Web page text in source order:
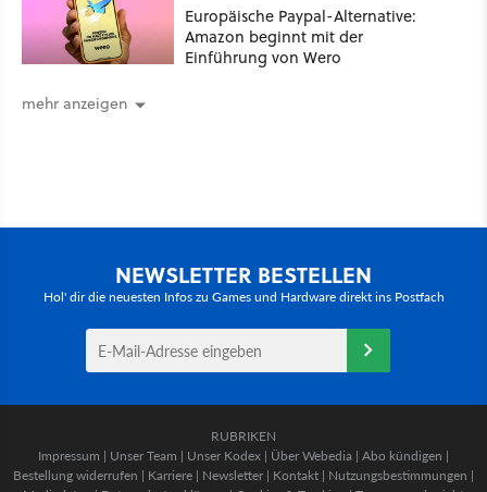
Europäische Paypal-Alternative:
Amazon beginnt mit der
Einführung von Wero
mehr anzeigen
NEWSLETTER BESTELLEN
Hol' dir die neuesten Infos zu Games und Hardware direkt ins Postfach
RUBRIKEN
Impressum | Unser Team | Unser Kodex | Über Webedia | Abo kündigen |
Bestellung widerrufen | Karriere | Newsletter | Kontakt | Nutzungsbestimmungen |